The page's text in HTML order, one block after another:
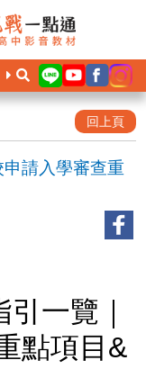
回上頁
請入學審查重
一覽｜
點項目&